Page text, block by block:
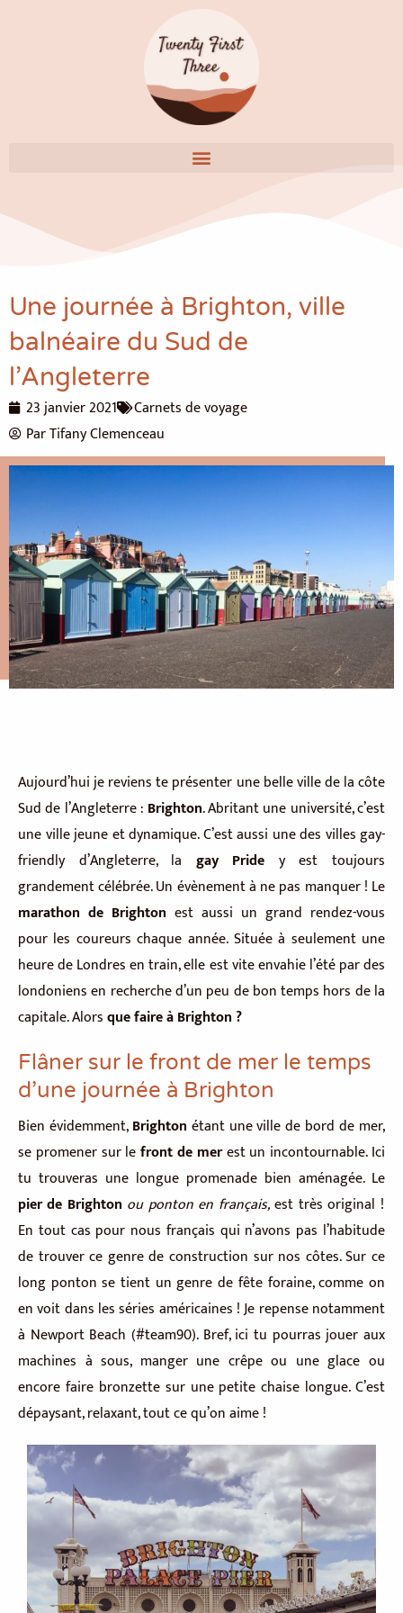
Une journée à Brighton, ville
balnéaire du Sud de
l’Angleterre
23 janvier 2021
Carnets de voyage
ParTifany Clemenceau
Aujourd’hui je reviens te présenter une belle ville de la côte
Sud de l’Angleterre : Brighton. Abritant une université, c’est
une ville jeune et dynamique. C’est aussi une des villes gay-
friendly d’Angleterre, la gay Pride y est toujours
grandement célébrée. Un évènement à ne pas manquer ! Le
marathon de Brighton est aussi un grand rendez-vous
pour les coureurs chaque année. Située à seulement une
heure de Londres en train, elle est vite envahie l’été par des
londoniens en recherche d’un peu de bon temps hors de la
capitale. Alorsque faire à Brighton ?
Flâner sur le front de mer le temps
d’une journée à Brighton
Bien évidemment,Brighton étant une ville de bord de mer,
se promener sur lefront de merest un incontournable. Ici
tu trouveras une longue promenade bien aménagée. Le
pier de Brighton ou ponton en français,est très original !
En tout cas pour nous français qui n’avons pas l’habitude
de trouver ce genre de construction sur nos côtes. Sur ce
long ponton se tient un genre de fête foraine, comme on
en voit dans les séries américaines ! Je repense notamment
à Newport Beach (#team90). Bref, ici tu pourras jouer aux
machines à sous, manger une crêpe ou une glace ou
encore faire bronzette sur une petite chaise longue. C’est
dépaysant, relaxant, tout ce qu’on aime !